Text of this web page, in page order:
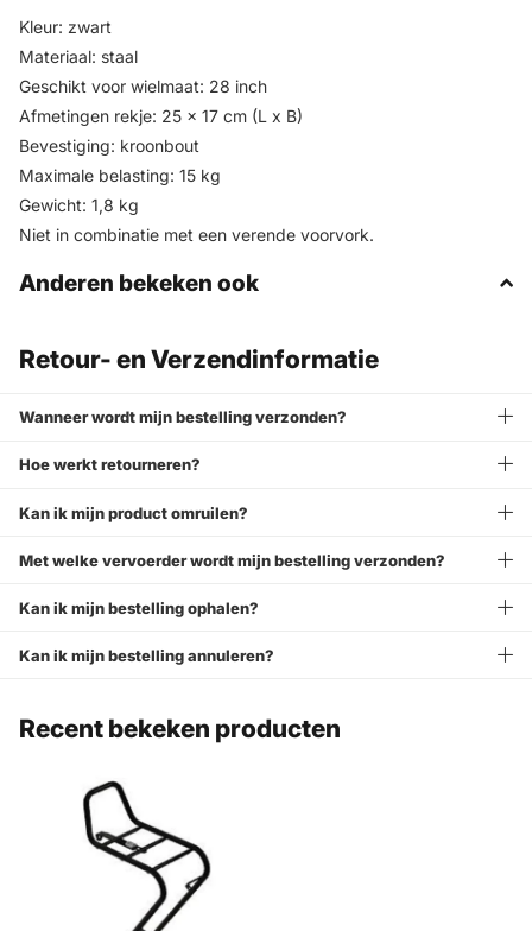
Kleur: zwart
Materiaal: staal
Geschikt voor wielmaat: 28 inch
Afmetingen rekje: 25 x 17 cm (L x B)
Bevestiging: kroonbout
Maximale belasting: 15 kg
Gewicht: 1,8 kg
Niet in combinatie met een verende voorvork.
Anderen bekeken ook
Retour- en Verzendinformatie
Wanneer wordt mijn bestelling verzonden?
Hoe werkt retourneren?
Kan ik mijn product omruilen?
Met welke vervoerder wordt mijn bestelling verzonden?
Kan ik mijn bestelling ophalen?
Kan ik mijn bestelling annuleren?
Recent bekeken producten